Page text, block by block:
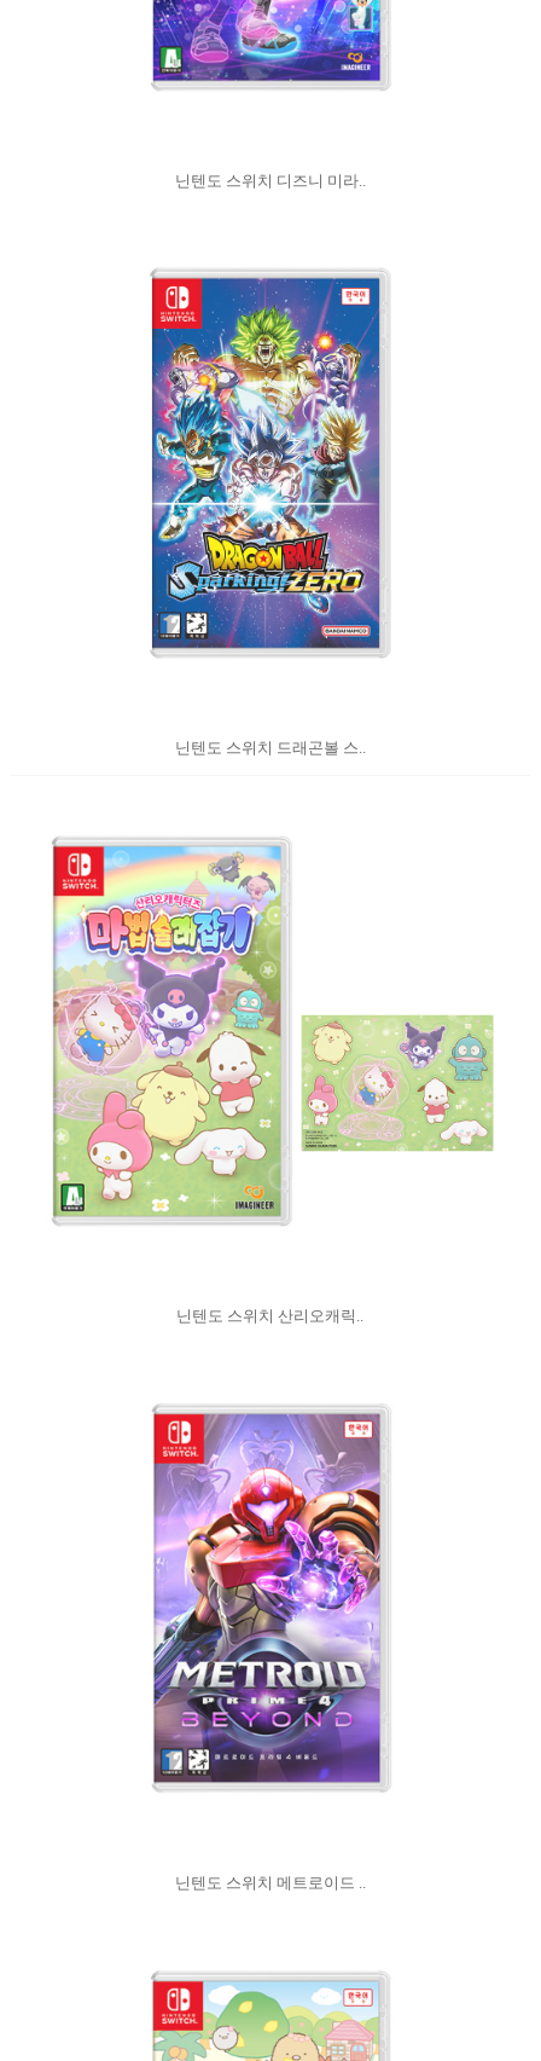
닌텐도 스위치 디즈니 미라..
닌텐도 스위치 드래곤볼 스..
닌텐도 스위치 산리오캐릭..
닌텐도 스위치 메트로이드 ..